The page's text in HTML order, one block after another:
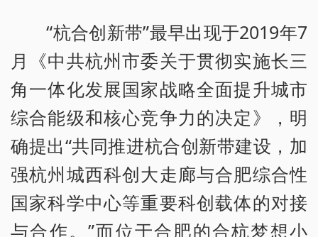
“杭合创新带”最早出现于2019年7
月《中共杭州市委关于贯彻实施长三
角一体化发展国家战略全面提升城市
综合能级和核心竞争力的决定》，明
确提出“共同推进杭合创新带建设，加
强杭州城西科创大走廊与合肥综合性
国家科学中心等重要科创载体的对接
与合作。”而位于合肥的合杭梦想小